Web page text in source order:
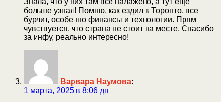
больше узнал! Помню, как ездил в Торонто, все
бурлит, особенно финансы и технологии. Прям
чувствуется, что страна не стоит на месте. Спасибо
за инфу, реально интересно!
Варвара Наумова:
1 марта, 2025 в 8:06 дп